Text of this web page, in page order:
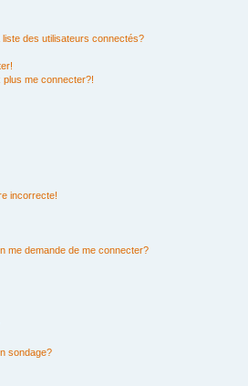
des utilisateurs connectés?
me connecter?!
incorrecte!
me demande de me connecter?
sondage?